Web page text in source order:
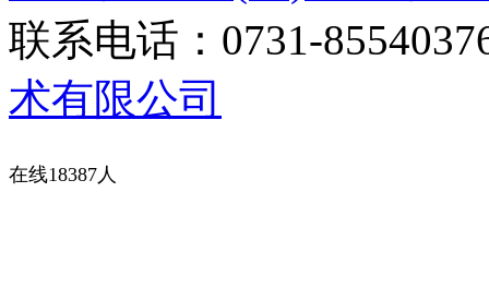
联系电话：0731-
术有限公司
在线18387人